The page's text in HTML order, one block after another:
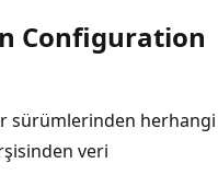
Configuration
sürümlerinden herhangi
veri